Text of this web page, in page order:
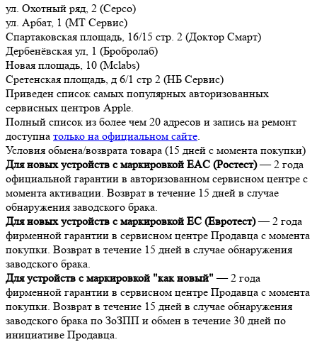
ул. Охотный ряд, 2 (Серсо)
ул. Арбат, 1 (МТ Сервис)
Спартаковская площадь, 16/15 стр. 2 (Доктор Смарт)
Дербенёвская ул, 1 (Бробролаб)
Новая площадь, 10 (Mclabs)
Сретенская площадь, д 6/1 стр 2 (НБ Сервис)
Приведен список самых популярных авторизованных
сервисных центров Apple.
Полный список из более чем 20 адресов и запись на ремонт
доступна только на официальном сайте.
Условия обмена/возврата товара (15 дней с момента покупки)
Для новых устройств с маркировкой EAC (Ростест)— 2 года
официальной гарантии в авторизованном сервисном центре с
момента активации. Возврат в течение 15 дней в случае
обнаружения заводского брака.
Для новых устройств с маркировкой EC (Евротест)— 2 года
фирменной гарантии в сервисном центре Продавца с момента
покупки. Возврат в течение 15 дней в случае обнаружения
заводского брака.
Для устройств с маркировкой "как новый" — 2 года
фирменной гарантии в сервисном центре Продавца с момента
покупки. Возврат в течение 15 дней в случае обнаружения
заводского брака по ЗоЗПП и обмен в течение 30 дней по
инициативе Продавца.